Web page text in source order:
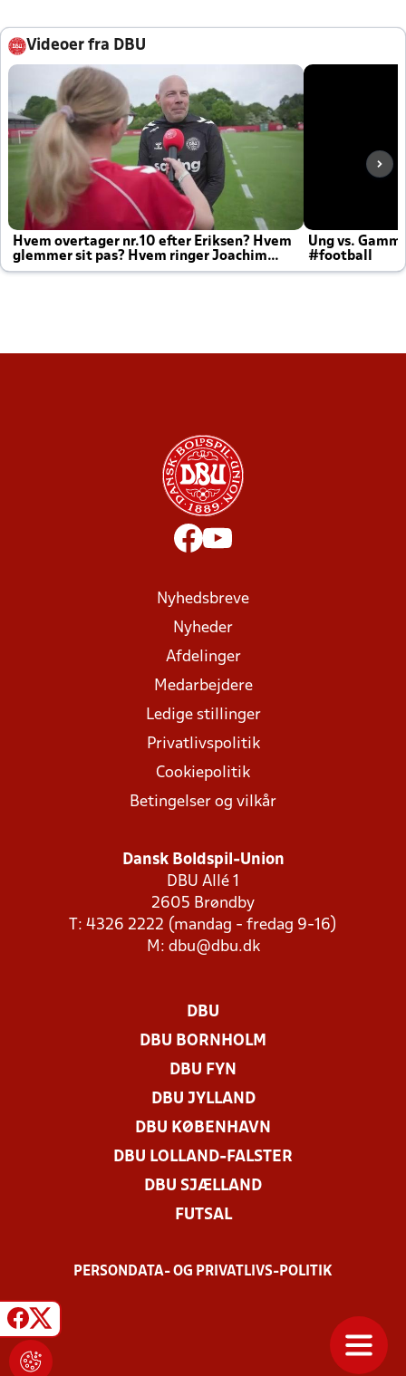
Videoer fra DBU
Hvem overtager nr.10 efter Eriksen? Hvem
glemmer sit pas? Hvem ringer Joachim
altid til efter kampe?
Ung vs.
#football
Nyhedsbreve
Nyheder
Afdelinger
Medarbejdere
Ledige stillinger
Privatlivspolitik
Cookiepolitik
Betingelser og vilkår
Dansk Boldspil-Union
DBU Allé 1
2605 Brøndby
T: 4326 2222 (mandag - fredag 9-16)
M: dbu@dbu.dk
DBU
DBU BORNHOLM
DBU FYN
DBU JYLLAND
DBU KØBENHAVN
DBU LOLLAND-FALSTER
DBU SJÆLLAND
FUTSAL
PERSONDATA- OG PRIVATLIVS-POLITIK